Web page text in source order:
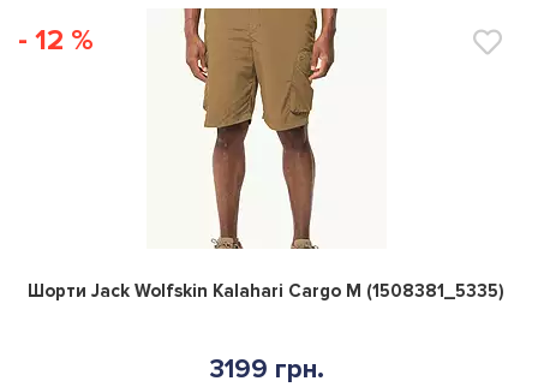
- 12 %
0
Шорти Jack Wolfskin Kalahari Cargo M (1508381_5335)
3199 грн.